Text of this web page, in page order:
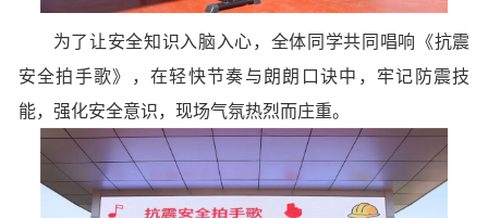
为了让安全知识入脑入心，全体同学共同唱响《抗震
安全拍手歌》，在轻快节奏与朗朗口诀中，牢记防震技
能，强化安全意识，现场气氛热烈而庄重。